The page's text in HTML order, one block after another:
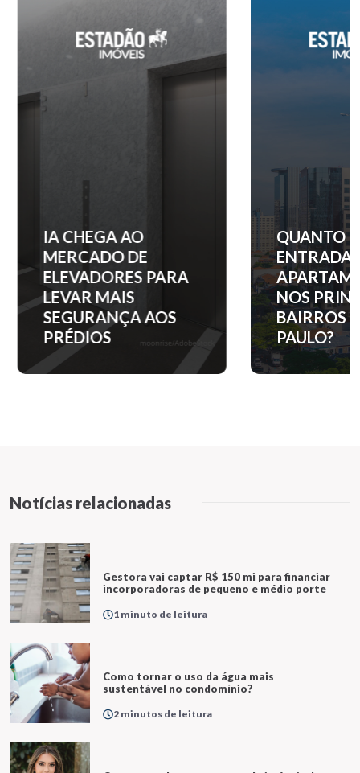
IA CHEGA AO
MERCADO DE
ELEVADORES PARA
LEVAR MAIS
SEGURANÇA AOS
PRÉDIOS
QUANTO
ENTRADA
NOS
BAIRROS
PAULO?
Notícias relacionadas
Gestora vai captar R$ 150 mi para financiar
incorporadoras de pequeno e médio porte
1 minuto de leitura
Como tornar o uso da água mais
sustentável no condomínio?
2 minutos de leitura